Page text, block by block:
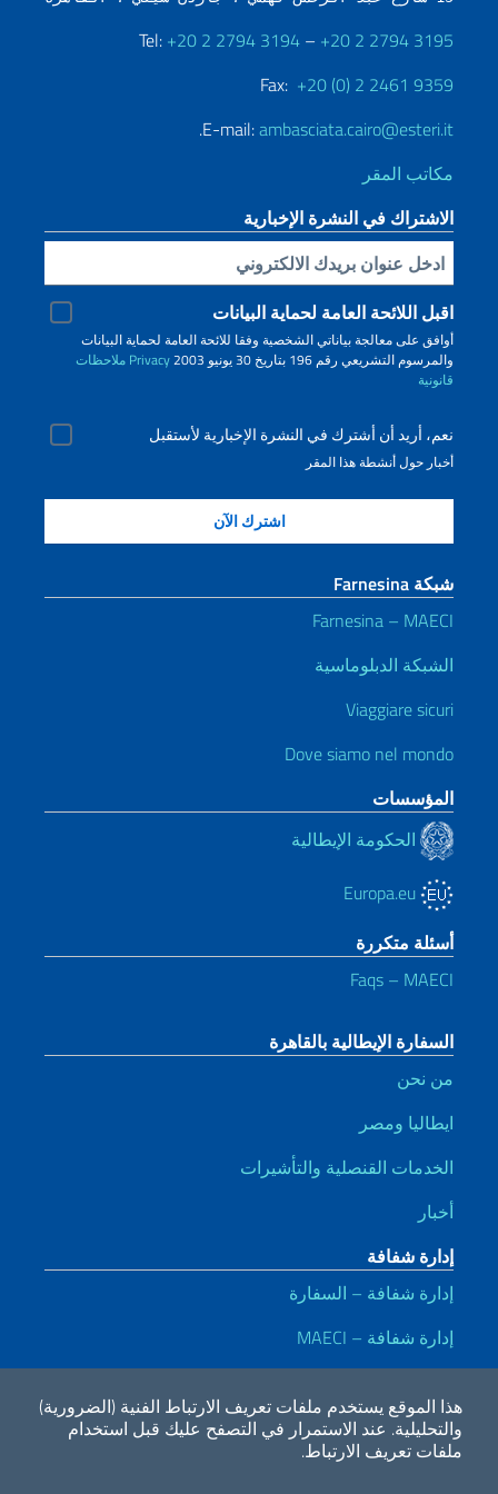
هذا الموقع يستخدم ملفات تعريف الارتباط الفنية (الضرورية)
والتحليلية. عند الاستمرار في التصفح عليك قبل استخدام
ملفات تعريف الارتباط.
Tel: +20 2 2794 3194 – +20 2 2794 3195
Fax: +20 (0) 2 2461 9359
E-mail:ambasciata.cairo@esteri.it
.
مكاتب المقر
الاشتراك في النشرة الإخبارية
Inserisci la tua email
اقبل اللائحة العامة لحماية البيانات
أوافق على معالجة بياناتي الشخصية وفقا للائحة العامة لحماية البيانات
والمرسوم التشريعي رقم 196 بتاريخ 30 يونيو 2003
Privacy ملاحظات
قانونية
نعم، أريد أن أشترك في النشرة الإخبارية لأستقبل
أخبار حول أنشطة هذا المقر
شبكة Farnesina
Farnesina – MAECI
الشبكة الدبلوماسية
Viaggiare sicuri
Dove siamo nel mondo
المؤسسات
الحكومة الإيطالية
أسئلة متكررة
Faqs – MAECI
السفارة الإيطالية بالقاهرة
من نحن
ايطاليا ومصر
الخدمات القنصلية والتأشيرات
أخبار
إدارة شفافة
إدارة شفافة – السفارة
إدارة شفافة – MAECI
روابط مفيدة
Note legali
Privacy e cookie policy
Dichiarazione di accessibilità